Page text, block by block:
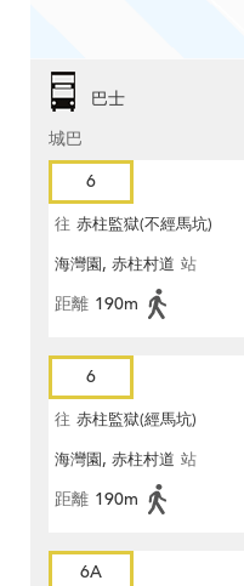
巴士
城巴
6
往 赤柱監獄(不經馬坑)
海灣園, 赤柱村道 站
距離 190m
6
往 赤柱監獄(經馬坑)
海灣園, 赤柱村道 站
距離 190m
6A